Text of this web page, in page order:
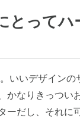
とってハ
いいデザインの
かなりきっつい
ーだし、それに